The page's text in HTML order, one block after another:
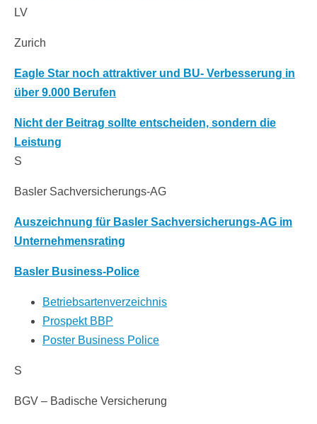
LV
Zurich
Eagle Star noch attraktiver und BU- Verbesserung in
über 9.000 Berufen
Nicht der Beitrag sollte entscheiden, sondern die
Leistung
S
Basler Sachversicherungs-AG
Auszeichnung für Basler Sachversicherungs-AG im
Unternehmensrating
Basler Business-Police
Betriebsartenverzeichnis
Prospekt BBP
Poster Business Police
S
BGV – Badische Versicherung